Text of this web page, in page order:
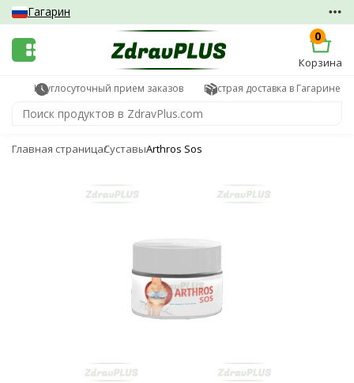
Гагарин
0
Корзина
Круглосуточный прием заказов Быстрая доставка в Гагарине
Главная страницаСуставыArthros Sos